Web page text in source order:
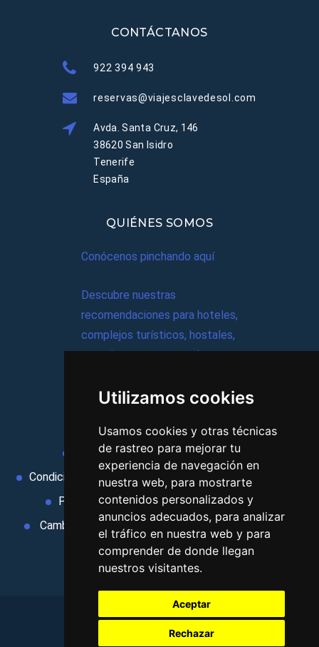
Utilizamos cookies
Usamos cookies y otras técnicas
de rastreo para mejorar tu
experiencia de navegación en
nuestra web, para mostrarte
contenidos personalizados y
anuncios adecuados, para analizar
el tráfico en nuestra web y para
comprender de donde llegan
nuestros visitantes.
Aceptar
Rechazar
CONTÁCTANOS
922 394 943
reservas@viajesclavedesol.com
Avda. Santa Cruz, 146
38620 San Isidro
Tenerife
España
QUIÉNES SOMOS
Conócenos pinchando aquí
Descubre nuestras
recomendaciones para hoteles,
complejos turísticos, hostales,
vacaciones, paquetes de
Aviso legal
Condiciones de uso
Condiciones Generales
Ley de Viajes Combinados
Política de privacidad
Uso de cookies
Cambiar preferencias de cookies
Area privada
Contacto